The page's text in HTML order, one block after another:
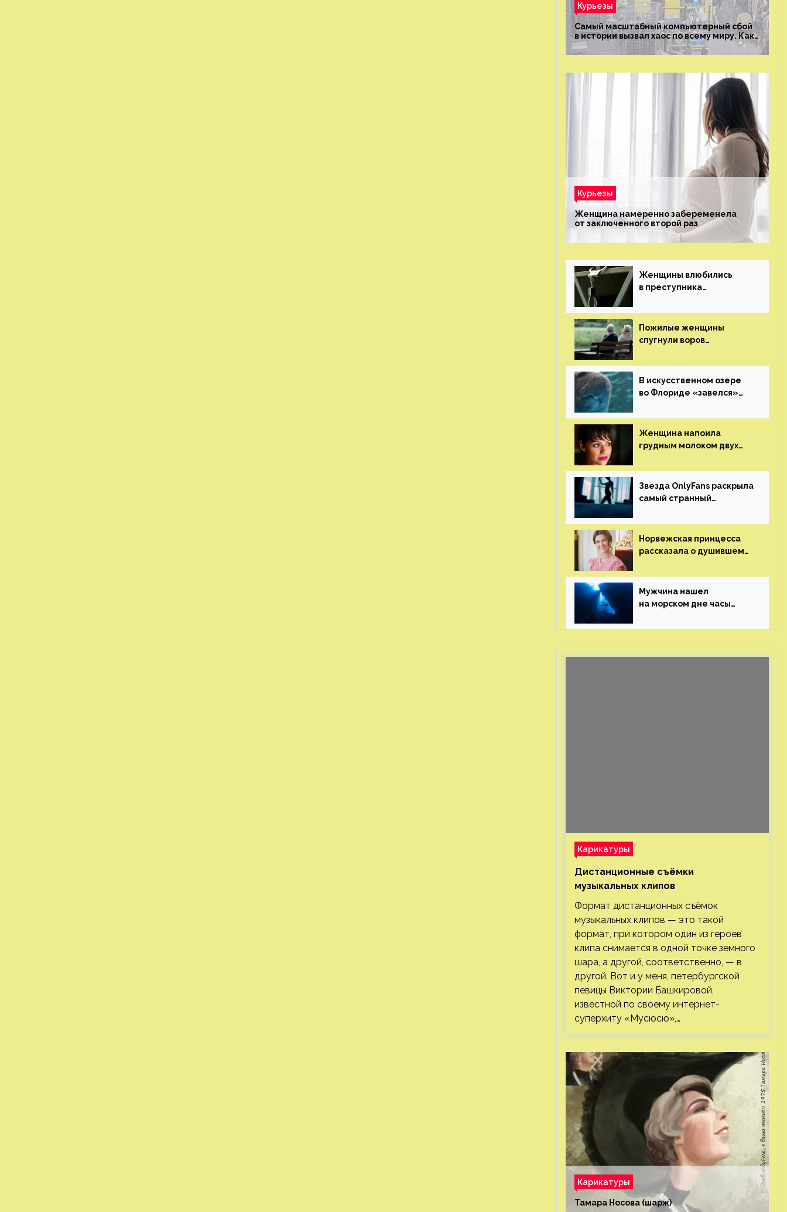
Курьезы
Самый масштабный компьютерный сбой
в истории вызвал хаос по всему миру. Как
это было?
Курьезы
Женщина намеренно забеременела
от заключенного второй раз
Женщины влюбились
в преступника
судью сохранить ему
жизнь
Пожилые женщины
спугнули воров
В искусственном озере
во Флориде «завелся»
Женщина напоила
грудным молоком двух
Звезда OnlyFans раскрыла
самый странный
от фаната
Норвежская принцесса
рассказала о душившем
генерала
Мужчина нашел
на морском дне часы
рублей с помощью
Карикатуры
Дистанционные съёмки
музыкальных клипов⁠⁠
Формат дистанционных съёмок
музыкальных клипов — это такой
формат, при котором один из героев
клипа снимается в одной точке земного
шара, а другой, соответственно, — в
другой. Вот и у меня, петербургской
певицы Виктории Башкировой,
известной по своему интернет-
суперхиту «Мусюсю»,…
Карикатуры
Тамара Носова (шарж)⁠⁠